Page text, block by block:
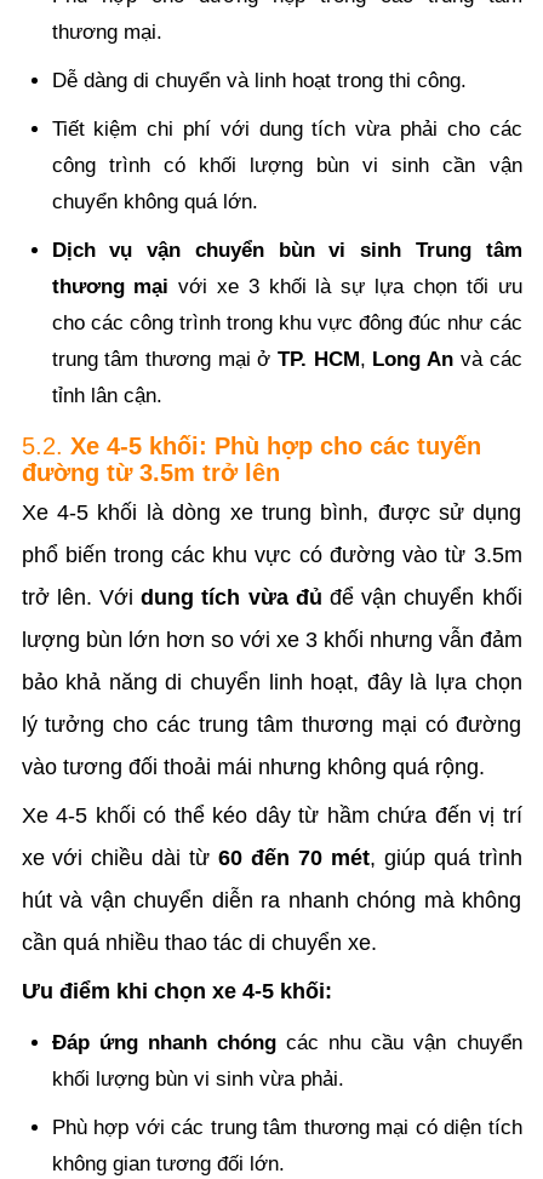
thương mại.
Dễ dàng di chuyển và linh hoạt trong thi công.
Tiết kiệm chi phí với dung tích vừa phải cho các
công trình có khối lượng bùn vi sinh cần vận
chuyển không quá lớn.
Dịch vụ vận chuyển bùn vi sinh Trung tâm
thương mại với xe 3 khối là sự lựa chọn tối ưu
cho các công trình trong khu vực đông đúc như các
trung tâm thương mại ở TP. HCM, Long An và các
tỉnh lân cận.
5.2. Xe 4-5 khối: Phù hợp cho các tuyến
đường từ 3.5m trở lên
Xe 4-5 khối là dòng xe trung bình, được sử dụng
phổ biến trong các khu vực có đường vào từ 3.5m
trở lên. Vớidung tích vừa đủ để vận chuyển khối
lượng bùn lớn hơn so với xe 3 khối nhưng vẫn đảm
bảo khả năng di chuyển linh hoạt, đây là lựa chọn
lý tưởng cho các trung tâm thương mại có đường
vào tương đối thoải mái nhưng không quá rộng.
Xe 4-5 khối có thể kéo dây từ hầm chứa đến vị trí
xe với chiều dài từ60 đến 70 mét, giúp quá trình
hút và vận chuyển diễn ra nhanh chóng mà không
cần quá nhiều thao tác di chuyển xe.
Ưu điểm khi chọn xe 4-5 khối:
Đáp ứng nhanh chóngcác nhu cầu vận chuyển
khối lượng bùn vi sinh vừa phải.
Phù hợp với các trung tâm thương mại có diện tích
không gian tương đối lớn.